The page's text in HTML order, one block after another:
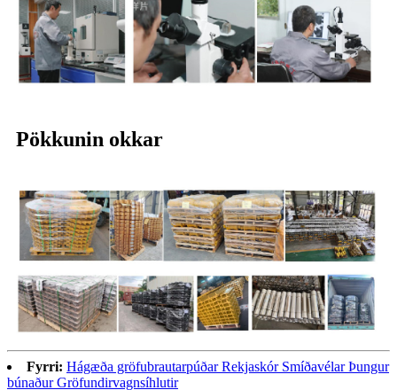
Pökkunin okkar
Fyrri: Hágæða gröfubrautarpúðar Rekjaskór Smíðavélar Þungur
búnaður Gröfundirvagnsíhlutir